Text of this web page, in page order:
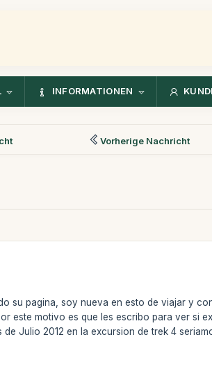
INFORMATIONEN
Vorherige Nachricht
su pagina, soy nueva en esto de viajar y
este motivo es que les escribo para ver si
de Julio 2012 en la excursion de trek 4